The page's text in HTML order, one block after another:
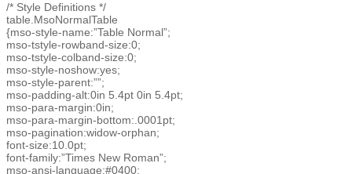
/* Style Definitions */
table.MsoNormalTable
{mso-style-name:”Table Normal”;
mso-tstyle-rowband-size:0;
mso-tstyle-colband-size:0;
mso-style-noshow:yes;
mso-style-parent:””;
mso-padding-alt:0in 5.4pt 0in 5.4pt;
mso-para-margin:0in;
mso-para-margin-bottom:.0001pt;
mso-pagination:widow-orphan;
font-size:10.0pt;
font-family:”Times New Roman”;
mso-ansi-language:#0400;